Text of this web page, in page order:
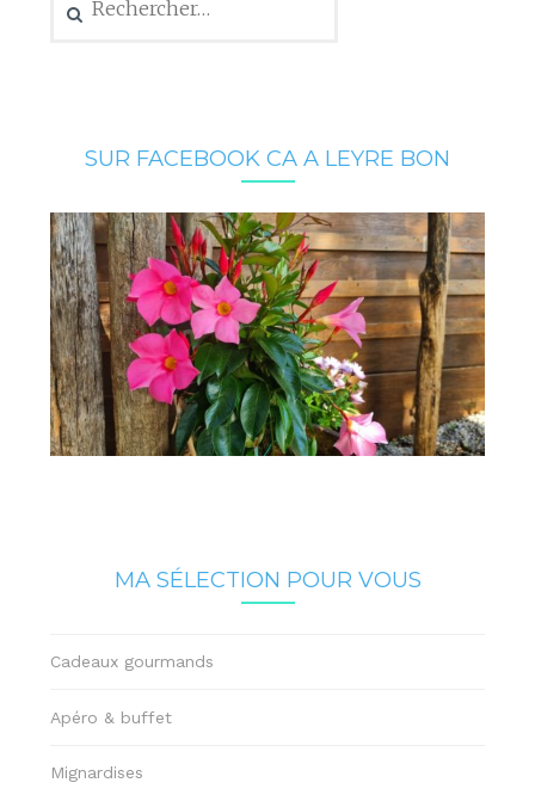
SUR FACEBOOK CA A LEYRE BON
MA SÉLECTION POUR VOUS
Cadeaux gourmands
Apéro & buffet
Mignardises